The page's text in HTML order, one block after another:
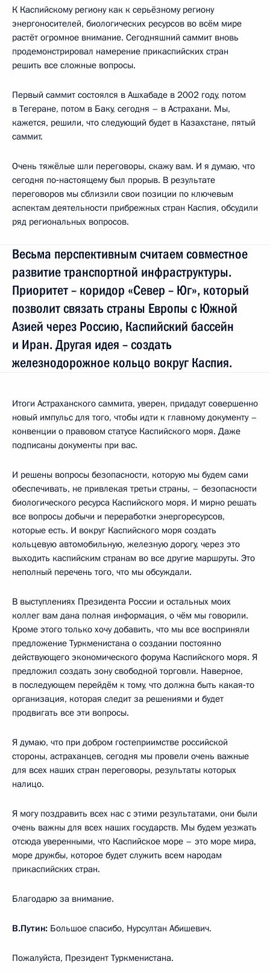
К Каспийскому региону как к серьёзному региону
энергоносителей, биологических ресурсов во всём мире
растёт огромное внимание. Сегодняшний саммит вновь
продемонстрировал намерение прикаспийских стран
решить все сложные вопросы.
Первый саммит состоялся в Ашхабаде в 2002 году, потом
в Тегеране, потом в Баку, сегодня – в Астрахани. Мы,
кажется, решили, что следующий будет в Казахстане, пятый
саммит.
Очень тяжёлые шли переговоры, скажу вам. И я думаю, что
сегодня по‑настоящему был прорыв. В результате
переговоров мы сблизили свои позиции по ключевым
аспектам деятельности прибрежных стран Каспия, обсудили
ряд региональных вопросов.
Весьма перспективным считаем совместное
развитие транспортной инфраструктуры.
Приоритет – коридор «Север – Юг», который
позволит связать страны Европы с Южной
Азией через Россию, Каспийский бассейн
и Иран. Другая идея – создать
железнодорожное кольцо вокруг Каспия.
Итоги Астраханского саммита, уверен, придадут совершенно
новый импульс для того, чтобы идти к главному документу –
конвенции о правовом статусе Каспийского моря. Даже
подписаны документы при вас.
И решены вопросы безопасности, которую мы будем сами
обеспечивать, не привлекая третьи страны, – безопасности
биологического ресурса Каспийского моря. И мирно решать
все вопросы добычи и переработки энергоресурсов,
которые есть. И вокруг Каспийского моря создать
кольцевую автомобильную, железную дорогу, через это
выходить каспийским странам во все другие маршруты. Это
неполный перечень того, что мы обсуждали.
В выступлениях Президента России и остальных моих
коллег вам дана полная информация, о чём мы говорили.
Кроме этого только хочу добавить, что мы все восприняли
предложение Туркменистана о создании постоянно
действующего экономического форума Каспийского моря. Я
предложил создать зону свободной торговли. Наверное,
в последующем перейдём к тому, что должна быть какая‑то
организация, которая следит за решениями и будет
продвигать все эти вопросы.
Я думаю, что при добром гостеприимстве российской
стороны, астраханцев, сегодня мы провели очень важные
для всех наших стран переговоры, результаты которых
налицо.
Я могу поздравить всех нас с этими результатами, они были
очень важны для всех наших государств. Мы будем уезжать
отсюда уверенными, что Каспийское море – это море мира,
море дружбы, которое будет служить всем народам
прикаспийских стран.
Благодарю за внимание.
В.Путин: Большое спасибо, Нурсултан Абишевич.
Пожалуйста, Президент Туркменистана.